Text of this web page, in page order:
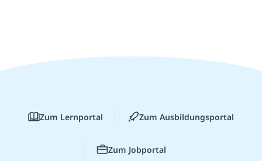
Zum Lernportal Zum Ausbildungsportal
Zum Jobportal